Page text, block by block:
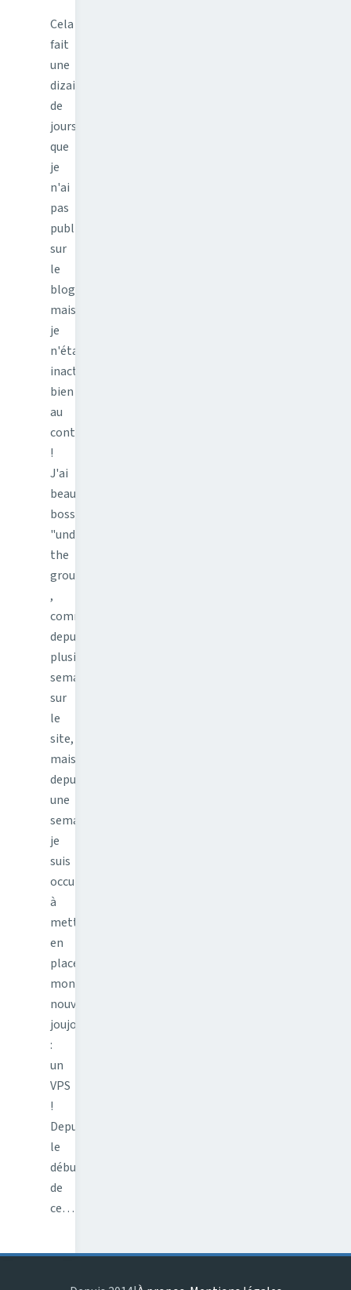
Cela
fait
une
dizaine
de
jours
que
je
n'ai
pas
publié
sur
le
blog,
mais
je
n'étais
inactif,
bien
au
contraire
!
J'ai
beaucoup
bossé
"under
the
ground"
,
comme
depuis
plusieurs
semaines
sur
le
site,
mais
depuis
une
semaine
je
suis
occupé
à
mettre
en
place
mon
nouveau
joujou
:
un
VPS
!
Depuis
le
début
de
ce…